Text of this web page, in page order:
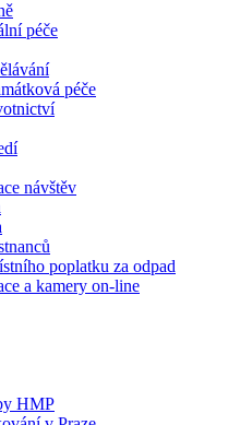
péče
péče
návštěv
poplatku za odpad
a kamery on-line
HMP